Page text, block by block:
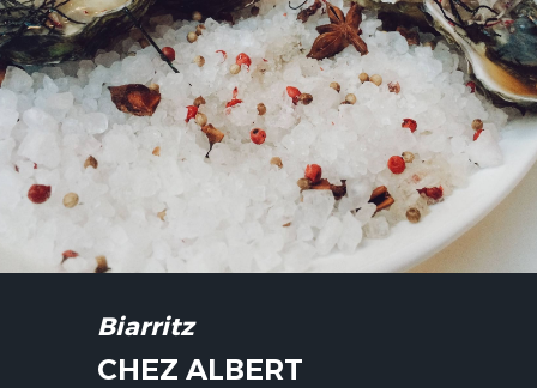
Biarritz
CHEZ ALBERT